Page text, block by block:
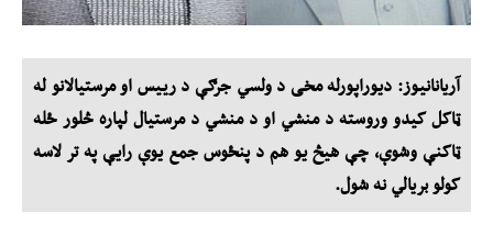
آریانانیوز: دیوراپورله مخی د ولسي جرګې د رييس او مرستیالانو له
ټاکل کیدو وروسته د منشي او د منشي د مرستیال لپاره څلور ځله
ټاکنې وشوې، چې هیڅ یو هم د پنځوس جمع یوې رایې په تر لاسه
کولو بریالي نه شول.